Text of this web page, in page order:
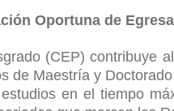
Oportuna de
(CEP) contribuye
de Maestría y
en el tiempo